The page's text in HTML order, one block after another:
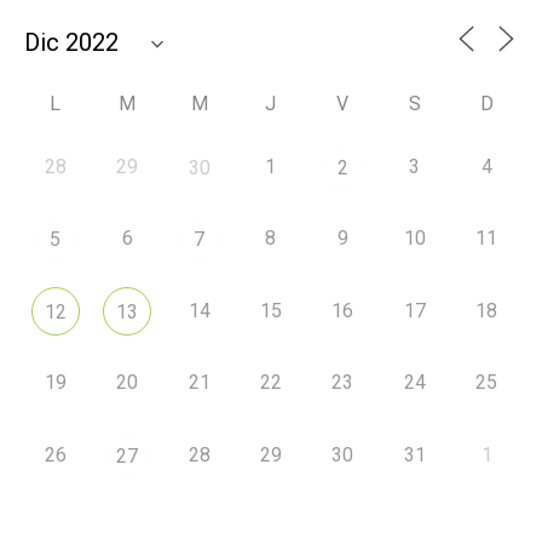
L M M J V S D
28 29 30 1 2 3 4
5 6 7 8 9 10 11
12 13 14 15 16 17 18
19 20 21 22 23 24 25
26 27 28 29 30 31 1